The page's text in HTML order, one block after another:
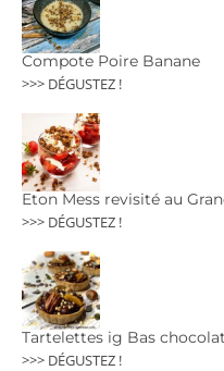
Compote Poire Banane
>>> DÉGUSTEZ !
Eton Mess revisité au
>>> DÉGUSTEZ !
Tartelettes ig Bas
>>> DÉGUSTEZ !